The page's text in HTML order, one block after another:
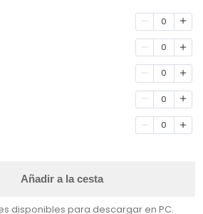
0
0
0
0
0
Añadir a la cesta
disponibles para descargar en PC.